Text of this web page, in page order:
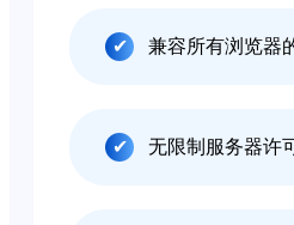
兼容所有浏览器
无限制服务器许